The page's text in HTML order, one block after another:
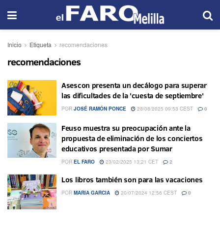
Inicio Etiqueta recomendaciones
recomendaciones
Asescon presenta un decálogo para superar
las dificultades de la 'cuesta de septiembre'
POR JOSÉ RAMÓN PONCE 28/08/2025 09:53 CEST 0
Feuso muestra su preocupación ante la
propuesta de eliminación de los conciertos
educativos presentada por Sumar
POR EL FARO 23/02/2025 13:21 CET 2
Los libros también son para las vacaciones
POR MARIA GARCIA 20/07/2024 12:56 CEST 0